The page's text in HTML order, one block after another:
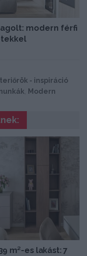
modern férfi
- inspiráció
, Modern
m²-es lakást: 7